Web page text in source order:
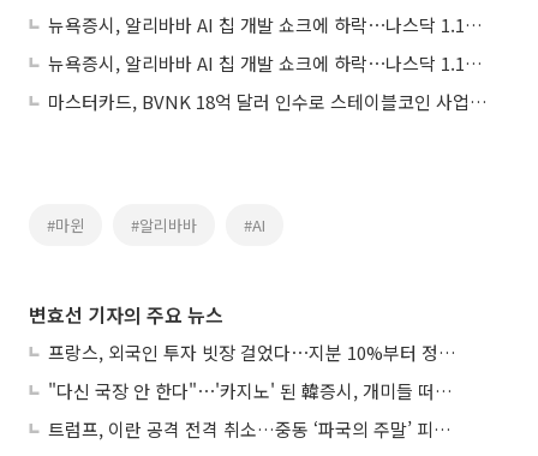
뉴욕증시, 알리바바 AI 칩 개발 쇼크에 하락⋯나스닥 1.15%↓
뉴욕증시, 알리바바 AI 칩 개발 쇼크에 하락⋯나스닥 1.15%↓
마스터카드, BVNK 18억 달러 인수로 스테이블코인 사업 본격 확장
#마윈 #알리바바 #AI
변효선 기자의 주요 뉴스
프랑스, 외국인 투자 빗장 걸었다⋯지분 10%부터 정부가 승인
"다신 국장 안 한다"⋯'카지노' 된 韓증시, 개미들 떠난다
트럼프, 이란 공격 전격 취소…중동 ‘파국의 주말’ 피했다